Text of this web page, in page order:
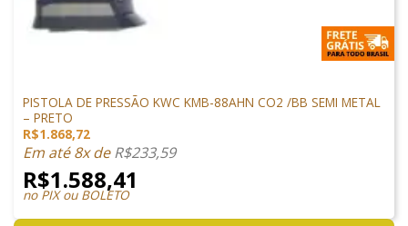
PISTOLA DE PRESSÃO KWC KMB-88AHN CO2 /BB SEMI METAL
– PRETO
R$1.868,72
Em até 8x deR$233,59
R$1.588,41
no PIX ou BOLETO